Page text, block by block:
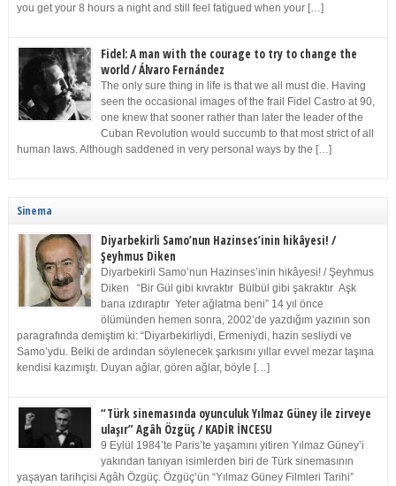
you get your 8 hours a night and still feel fatigued when your […]
Fidel: A man with the courage to try to change the
world / Álvaro Fernández
The only sure thing in life is that we all must die. Having
seen the occasional images of the frail Fidel Castro at 90,
one knew that sooner rather than later the leader of the
Cuban Revolution would succumb to that most strict of all
human laws. Although saddened in very personal ways by the […]
Sinema
Diyarbekirli Samo’nun Hazinses’inin hikâyesi! /
Şeyhmus Diken
Diyarbekirli Samo’nun Hazinses’inin hikâyesi! / Şeyhmus
Diken “Bir Gül gibi kıvraktır Bülbül gibi şakraktır Aşk
bana ızdıraptır Yeter ağlatma beni” 14 yıl önce
ölümünden hemen sonra, 2002’de yazdığım yazının son
paragrafında demiştim ki: “Diyarbekirliydi, Ermeniydi, hazin sesliydi ve
Samo’ydu. Belki de ardından söylenecek şarkısını yıllar evvel mezar taşına
kendisi kazımıştı. Duyan ağlar, gören ağlar, böyle […]
“Türk sinemasında oyunculuk Yılmaz Güney ile zirveye
ulaşır” Agâh Özgüç / KADİR İNCESU
9 Eylül 1984’te Paris’te yaşamını yitiren Yılmaz Güney’i
yakından tanıyan isimlerden biri de Türk sinemasının
yaşayan tarihçisi Agâh Özgüç. Özgüç’ün “Yılmaz Güney Filmleri Tarihi”